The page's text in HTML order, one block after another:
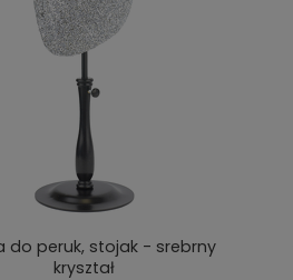
do peruk, stojak - srebrny
kryształ